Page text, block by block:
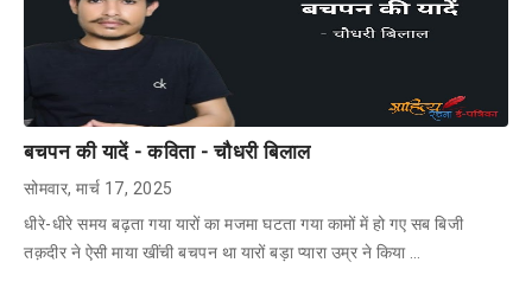
बचपन की यादें - कविता - चौधरी बिलाल
सोमवार, मार्च 17, 2025
धीरे-धीरे समय बढ़ता गया यारों का मजमा घटता गया कामों में हो गए सब बिजी
तक़दीर ने ऐसी माया खींची बचपन था यारों बड़ा प्यारा उम्र ने किया …